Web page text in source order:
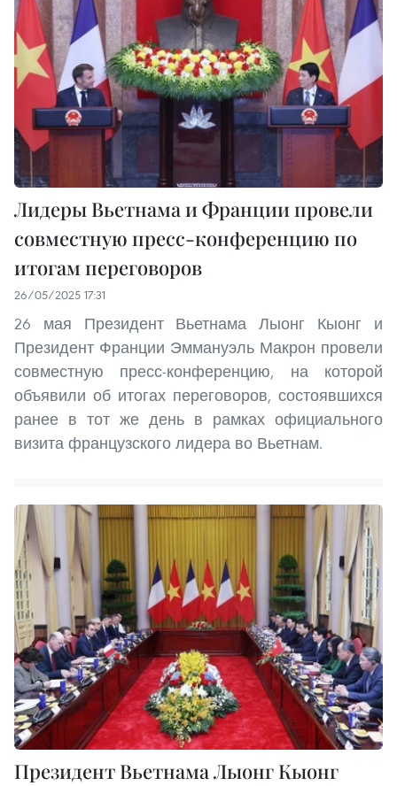
Лидеры Вьетнама и Франции провели
совместную пресс-конференцию по
итогам переговоров
26/05/2025 17:31
26 мая Президент Вьетнама Лыонг Кыонг и
Президент Франции Эммануэль Макрон провели
совместную пресс-конференцию, на которой
объявили об итогах переговоров, состоявшихся
ранее в тот же день в рамках официального
визита французского лидера во Вьетнам.
Президент Вьетнама Лыонг Кыонг